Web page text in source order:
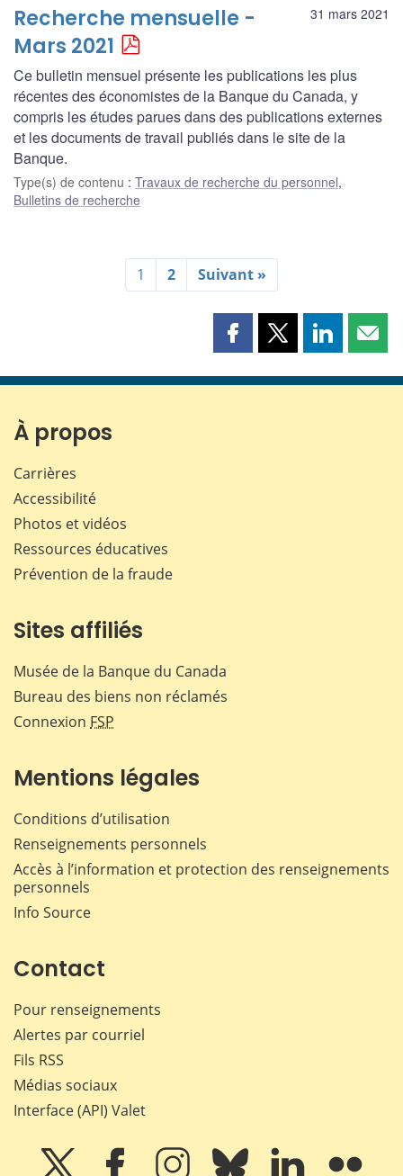
31 mars 2021
Recherche mensuelle -
Mars 2021
Ce bulletin mensuel présente les publications les plus
récentes des économistes de la Banque du Canada, y
compris les études parues dans des publications externes
et les documents de travail publiés dans le site de la
Banque.
Type(s) de contenu : Travaux de recherche du personnel,
Bulletins de recherche
1 2 Suivant »
Partager
page
Partager
page
Partager
page page
À propos
Carrières
Accessibilité
Photos et vidéos
Ressources éducatives
Prévention de la fraude
Sites affiliés
Musée de la Banque du Canada
Bureau des biens non réclamés
Connexion FSP
Mentions légales
Conditions d’utilisation
Renseignements personnels
Accès à l’information et protection des renseignements
personnels
Info Source
Contact
Pour renseignements
Alertes par courriel
Fils RSS
Médias sociaux
Interface (API) Valet